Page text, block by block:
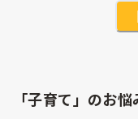
「子育て」のお